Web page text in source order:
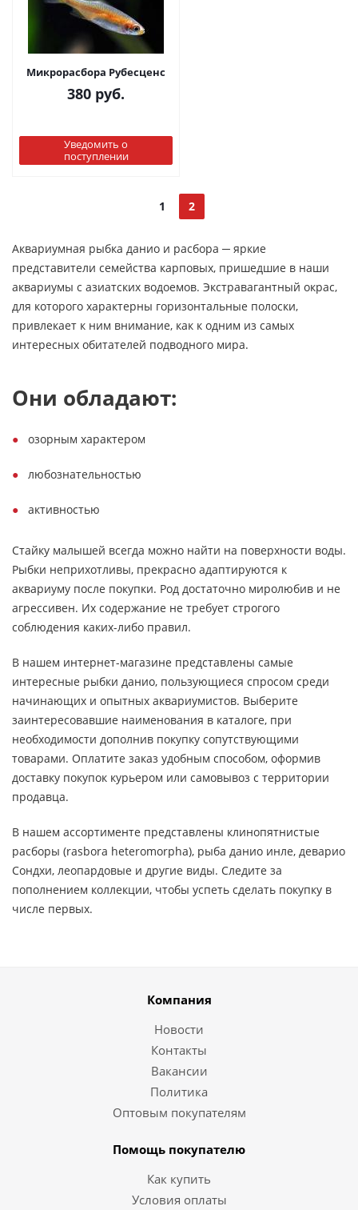
Микрорасбора Рубесценс
380 руб.
Уведомить о
поступлении
1 2
Аквариумная рыбка данио и расбора ─ яркие
представители семейства карповых, пришедшие в наши
аквариумы с азиатских водоемов. Экстравагантный окрас,
для которого характерны горизонтальные полоски,
привлекает к ним внимание, как к одним из самых
интересных обитателей подводного мира.
Они обладают:
озорным характером
любознательностью
активностью
Стайку малышей всегда можно найти на поверхности воды.
Рыбки неприхотливы, прекрасно адаптируются к
аквариуму после покупки. Род достаточно миролюбив и не
агрессивен. Их содержание не требует строгого
соблюдения каких-либо правил.
В нашем интернет-магазине представлены самые
интересные рыбки данио, пользующиеся спросом среди
начинающих и опытных аквариумистов. Выберите
заинтересовавшие наименования в каталоге, при
необходимости дополнив покупку сопутствующими
товарами. Оплатите заказ удобным способом, оформив
доставку покупок курьером или самовывоз с территории
продавца.
В нашем ассортименте представлены клинопятнистые
расборы (rasbora heteromorpha), рыба данио инле, деварио
Сондхи, леопардовые и другие виды. Следите за
пополнением коллекции, чтобы успеть сделать покупку в
числе первых.
Компания
Новости
Контакты
Вакансии
Политика
Оптовым покупателям
Помощь покупателю
Как купить
Условия оплаты